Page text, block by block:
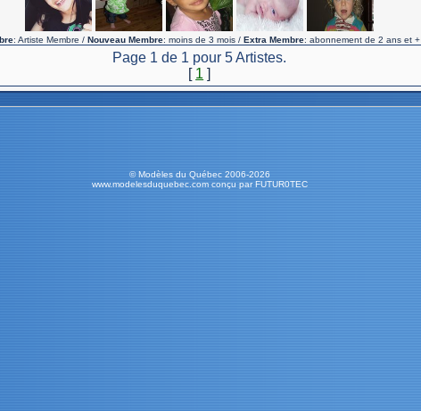
: Artiste Membre / Nouveau Membre: moins de 3 mois / Extra Membre: abonnement de 2 ans et +
Page 1 de 1 pour 5 Artistes.
[ 1 ]
© Modèles du Québec 2006-2026
www.modelesduquebec.com conçu par FUTUR0TEC